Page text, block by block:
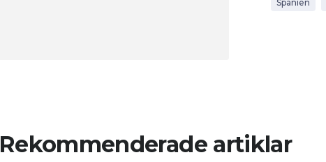
Spanien
Rekommenderade artiklar